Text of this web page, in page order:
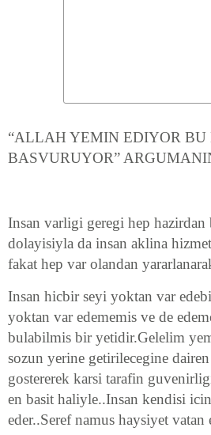
“ALLAH YEMIN EDIYOR
BASVURUYOR”
Insan varligi geregi hep hazirdan
dolayisiyla da insan aklina
fakat hep var olandan
Insan hicbir seyi yoktan var
yoktan var edememis ve de
bulabilmis bir yetidir.Gelelim
sozun yerine getirilecegine
gostererek karsi tarafin
en basit haliyle..Insan kendisi
eder..Seref namus haysiyet vatan